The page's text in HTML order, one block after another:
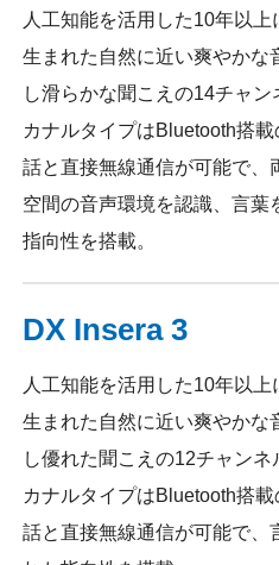
人工知能を活用した10年以
生まれた自然に近い爽やかな
し滑らかな聞こえの14チャン
カナルタイプはBluetooth搭
話と直接無線通信が可能で、
空間の音声環境を認識、言葉
指向性を搭載。
DX Insera 3
人工知能を活用した10年以
生まれた自然に近い爽やかな
し優れた聞こえの12チャンネ
カナルタイプはBluetooth搭
話と直接無線通信が可能で、